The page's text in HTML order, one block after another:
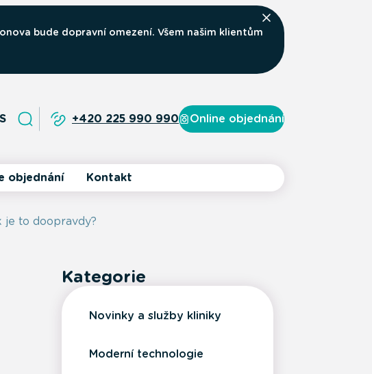
bude dopravní omezení. Všem našim klientům
+420 225 990 990 Online objednání
objednání Kontakt
je to doopravdy?
Kategorie
Novinky a služby kliniky
Moderní technologie